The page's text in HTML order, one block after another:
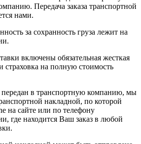
Передача заказа транспортной
нами.
за сохранность груза лежит на
включены обязательная жесткая
страховка на полную стоимость
передан в транспортную компанию, мы
накладной, по которой
на сайте или по телефону
где находится Ваш заказ в любой